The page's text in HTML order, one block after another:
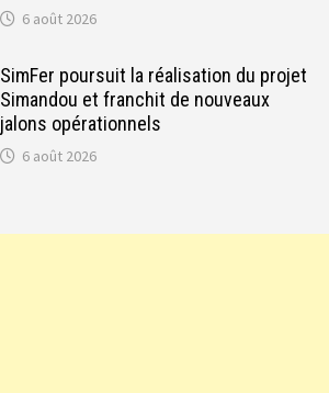
6 août 2026
SimFer poursuit la réalisation du projet
Simandou et franchit de nouveaux
jalons opérationnels
6 août 2026